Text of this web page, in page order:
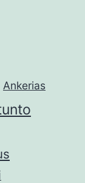
Ankerias